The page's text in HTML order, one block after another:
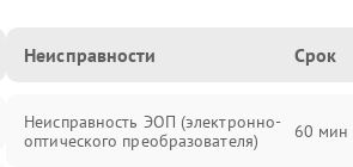
Неисправности Срок
Неисправность ЭОП (электронно-
оптического преобразователя)
60 мин